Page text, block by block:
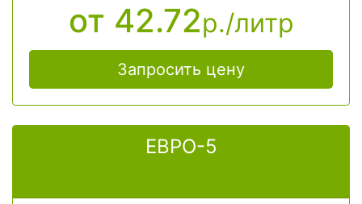
от 42.72р./литр
Запросить цену
ЕВРО-5